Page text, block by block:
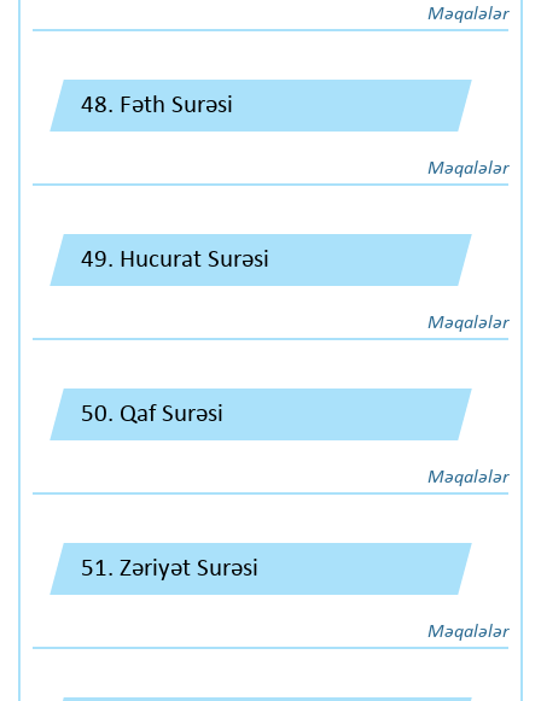
Məqalələr
48. Fəth Surəsi
Məqalələr
49. Hucurat Surəsi
Məqalələr
50. Qaf Surəsi
Məqalələr
51. Zəriyət Surəsi
Məqalələr